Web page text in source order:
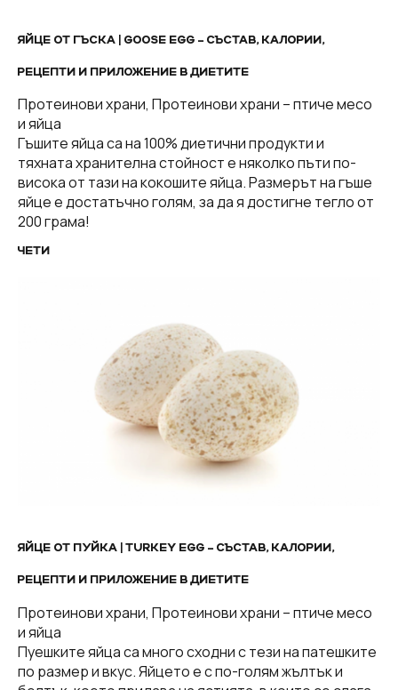
ЯЙЦЕ ОТ ГЪСКА | GOOSE EGG – СЪСТАВ, КАЛОРИИ,
РЕЦЕПТИ И ПРИЛОЖЕНИЕ В ДИЕТИТЕ
Протеинови храни, Протеинови храни – птиче месо
и яйца
Гъшите яйца са на 100% диетични продукти и
тяхната хранителна стойност е няколко пъти по-
висока от тази на кокошите яйца. Размерът на гъше
яйце е достатъчно голям, за да я достигне тегло от
200 грама!
ЧЕТИ
ЯЙЦЕ ОТ ПУЙКА | TURKEY EGG – СЪСТАВ, КАЛОРИИ,
РЕЦЕПТИ И ПРИЛОЖЕНИЕ В ДИЕТИТЕ
Протеинови храни, Протеинови храни – птиче месо
и яйца
Пуешките яйца са много сходни с тези на патешките
по размер и вкус. Яйцето е с по-голям жълтък и